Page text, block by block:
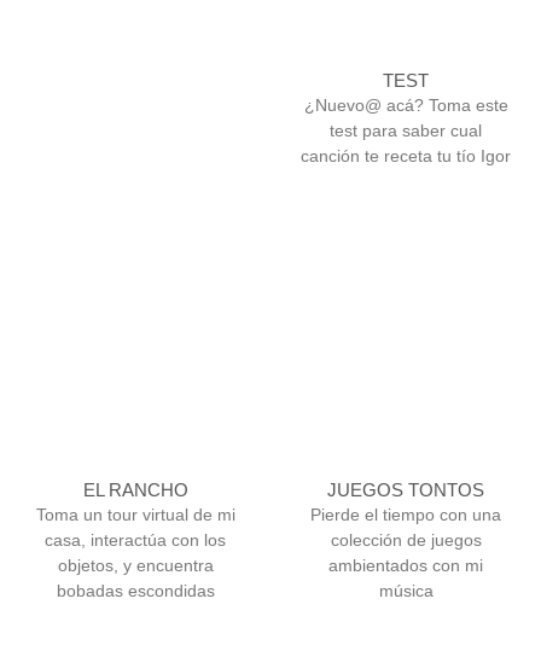
TEST
¿Nuevo@ acá? Toma este
test para saber cual
canción te receta tu tío Igor
EL RANCHO
Toma un tour virtual de mi
casa, interactúa con los
objetos, y encuentra
bobadas escondidas
JUEGOS TONTOS
Pierde el tiempo con una
colección de juegos
ambientados con mi
música